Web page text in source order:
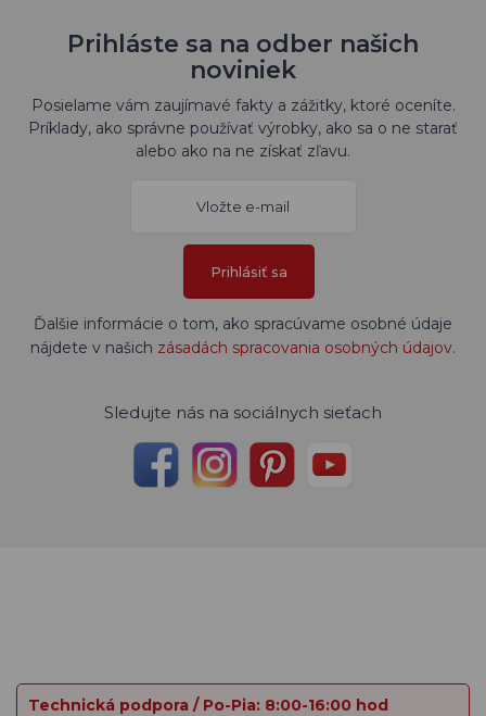
Prihláste sa na odber našich
noviniek
Posielame vám zaujímavé fakty a zážitky, ktoré oceníte.
Príklady, ako správne používať výrobky, ako sa o ne starať
alebo ako na ne získať zľavu.
Prihlásiť sa
Ďalšie informácie o tom, ako spracúvame osobné údaje
nájdete v našich zásadách spracovania osobných údajov.
Sledujte nás na sociálnych sieťach
Technická podpora / Po-Pia: 8:00-16:00 hod